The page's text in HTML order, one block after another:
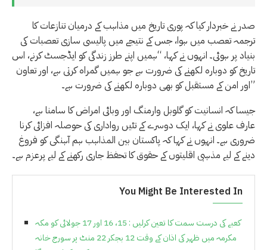
صدر نے خبردار کیا کہ پوری تاریخ میں مذاہب کے درمیان تنازعات کا
ترجمہ تعصب میں ہوا، جس کے نتیجے میں پالیسی سازی تعصبات کی
بنیاد پر ہوئی۔ انہوں نے کہا، “ہمیں اپنے طرز زندگی کو ایڈجسٹ کرنے، اس
تاریخ کو دوبارہ لکھنے کی ضرورت ہے جو ہمیں گمراہ کرتی ہے، اور تعاون
اور امن کے مستقبل کو بھی دوبارہ لکھنے کی ضرورت ہے۔”
جیسا کہ انسانیت کو گلوبل وارمنگ اور وبائی امراض کا سامنا ہے،
عارف علوی نے کہا، ایک دوسرے کے تئیں رواداری کی حوصلہ افزائی کرنا
ضروری ہے۔ انہوں نے کہا کہ پاکستان بین المذاہب ہم آہنگی کو فروغ
دینے کے لیے مذہبی اقلیتوں کے حقوق کا تحفظ جاری رکھنے کے لیے پرعزم ہے۔
You Might Be Interested In
کعبے کی درست سمت کا تعین کرلیں : 15، 16 اور 17 جولائی کو مکہ
مکرمہ میں ظہر کی اذان کے وقت 12 بجکر 22 منٹ پر سورج خانہ